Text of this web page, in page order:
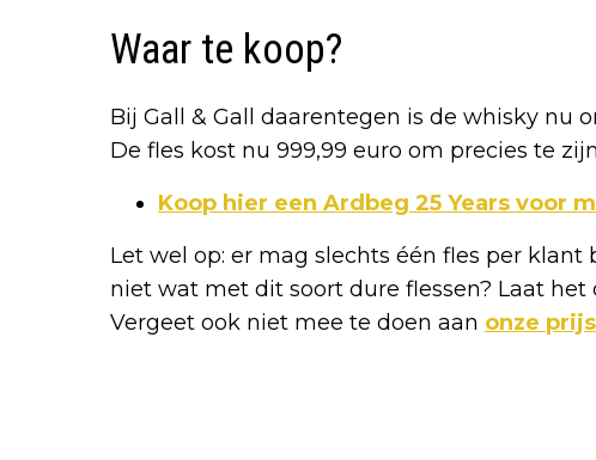
Waar te koop?
Bij Gall & Gall daarentegen is de whisky nu
De fles kost nu 999,99 euro om precies te
Koop hier een Ardbeg 25 Years voor
Let wel op: er mag slechts één fles per
niet wat met dit soort dure flessen? Laat
Vergeet ook niet mee te doen aan onze